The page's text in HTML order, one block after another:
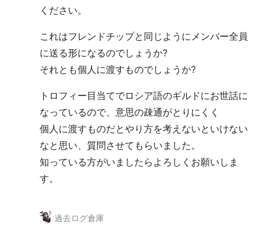
ください。
これはフレンドチップと同じようにメンバー全員
に送る形になるのでしょうか?
それとも個人に渡すものでしょうか?
トロフィー目当てでロシア語のギルドにお世話に
なっているので、意思の疎通がとりにくく
個人に渡すものだとやり方を考えないといけない
なと思い、質問させてもらいました。
知っている方がいましたらよろしくお願いしま
す。
過去ログ倉庫